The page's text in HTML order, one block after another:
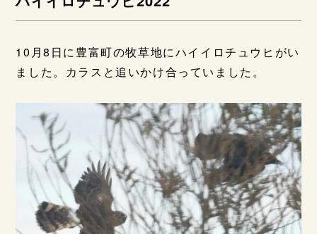
10月8日に豊富町の牧草地にハイイロチュウヒがい
ました。カラスと追いかけ合っていました。